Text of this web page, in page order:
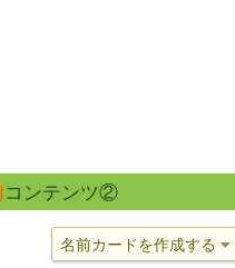
コンテンツ②
名前カードを作成する